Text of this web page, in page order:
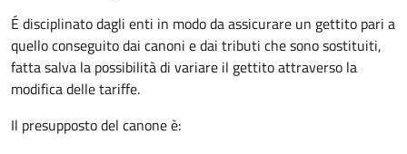
É disciplinato dagli enti in modo da assicurare un gettito pari a
quello conseguito dai canoni e dai tributi che sono sostituiti,
fatta salva la possibilità di variare il gettito attraverso la
modifica delle tariffe.
Il presupposto del canone è: